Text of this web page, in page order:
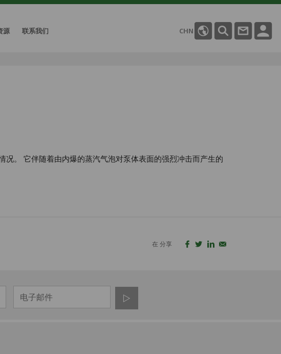
源 联系我们 CHN
。 它伴随着由内爆的蒸汽气泡对泵体表面的强烈冲击而产生的
在 分享